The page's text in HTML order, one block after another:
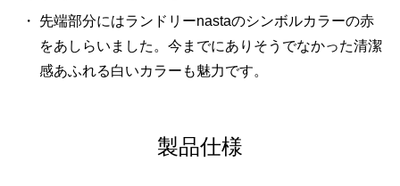
先端部分にはランドリーnastaのシンボルカラーの赤
をあしらいました。今までにありそうでなかった清潔
感あふれる白いカラーも魅力です。
製品仕様